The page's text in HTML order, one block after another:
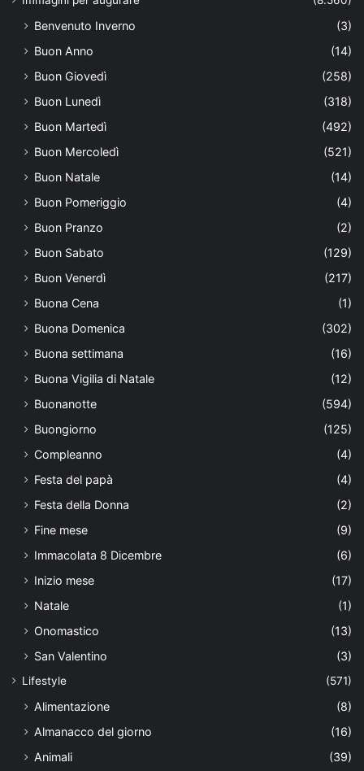
Benvenuto Inverno
(3)
Buon Anno
(14)
Buon Giovedì
(258)
Buon Lunedì
(318)
Buon Martedì
(492)
Buon Mercoledì
(521)
Buon Natale
(14)
Buon Pomeriggio
(4)
Buon Pranzo
(2)
Buon Sabato
(129)
Buon Venerdì
(217)
Buona Cena
(1)
Buona Domenica
(302)
Buona settimana
(16)
Buona Vigilia di Natale
(12)
Buonanotte
(594)
Buongiorno
(125)
Compleanno
(4)
Festa del papà
(4)
Festa della Donna
(2)
Fine mese
(9)
Immacolata 8 Dicembre
(6)
Inizio mese
(17)
Natale
(1)
Onomastico
(13)
San Valentino
(3)
Lifestyle (571)
Alimentazione
(8)
Almanacco del giorno
(16)
Animali
(39)